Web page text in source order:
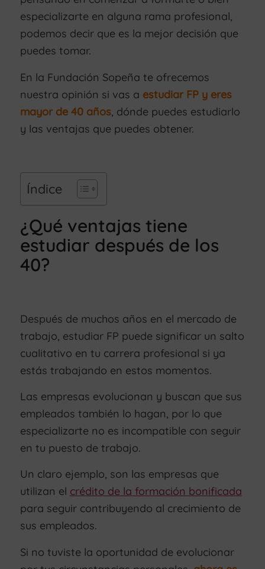
especializarte en alguna rama profesional,
podemos decir que es la mejor decisión que
puedes tomar.
En la Fundación Sopeña te ofrecemos
nuestra opinión si vas a estudiar FP y eres
mayor de 40 años, dónde puedes estudiarlo
y las ventajas que puedes obtener.
Índice
¿Qué ventajas tiene
estudiar después de los
40?
Después de muchos años en el mercado de
trabajo, estudiar FP puede significar un salto
cualitativo en tu carrera profesional si ya
estás trabajando en estos momentos.
Las empresas evolucionan y buscan que sus
empleados también lo hagan, por lo que
especializarte no es incompatible con seguir
en tu puesto de trabajo.
Un claro ejemplo, son las empresas que
utilizan el crédito de la formación bonificada
para seguir contribuyendo al crecimiento de
sus empleados.
Si no tuviste la oportunidad de evolucionar